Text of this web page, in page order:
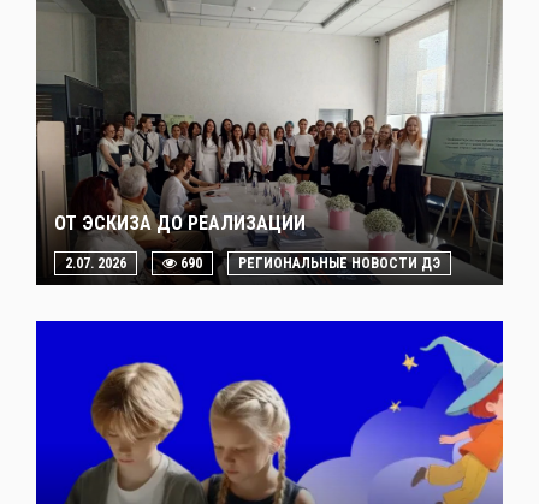
ОТ ЭСКИЗА ДО РЕАЛИЗАЦИИ
2.07. 2026 690 РЕГИОНАЛЬНЫЕ НОВОСТИ ДЭ